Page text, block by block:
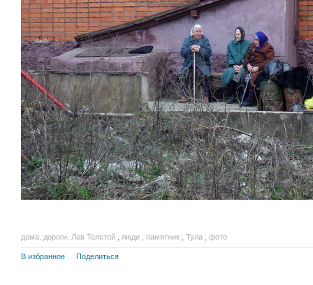
дома. дороги. Лев Толстой люди памятник Тула фото
В избранное Поделиться